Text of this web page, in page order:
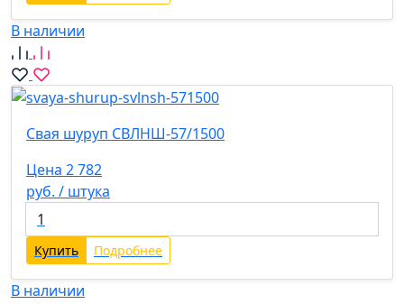
В наличии
Свая шуруп СВЛНШ-57/1500
Цена 2 782
руб. / штука
Купить Подробнее
В наличии